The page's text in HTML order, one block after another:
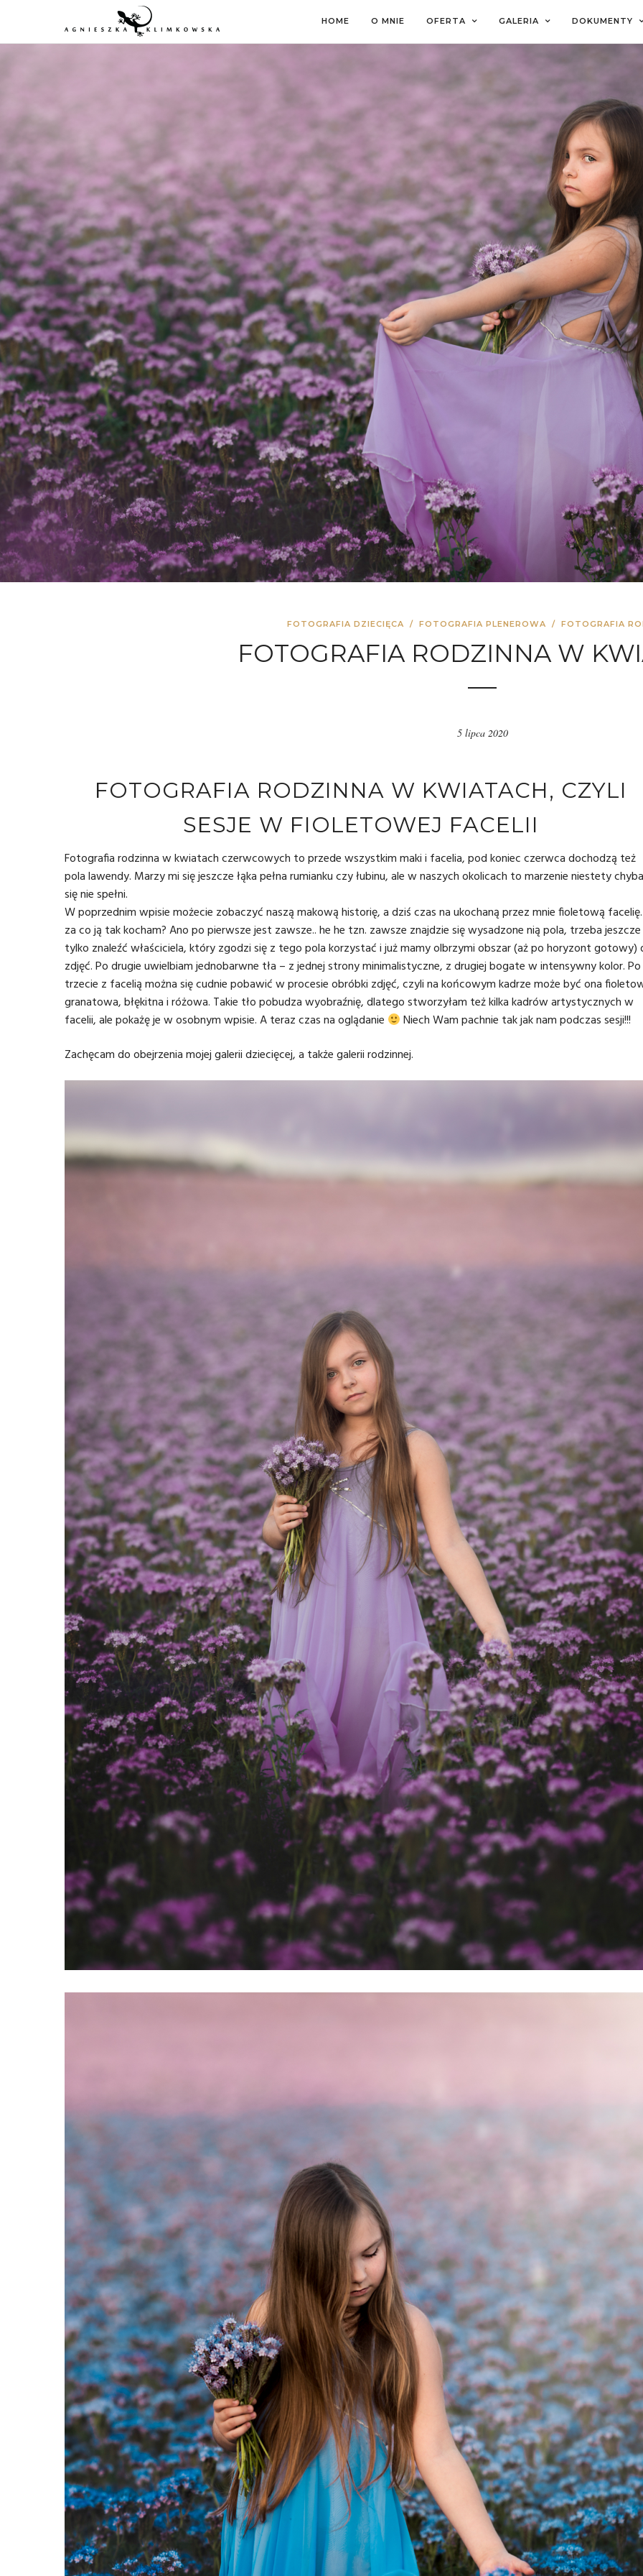
HOME O MNIE OFERTA GALERIA DOKUMENTY
FOTOGRAFIA DZIECIĘCA / FOTOGRAFIA PLENEROWA / FOTOGRAFIA
FOTOGRAFIA RODZINNA W
5 lipca 2020
FOTOGRAFIA RODZINNA W KWIATACH, CZYLI
SESJE W FIOLETOWEJ FACELII
Fotografia rodzinna w kwiatach czerwcowych to przede wszystkim maki i facelia, pod koniec czerwca dochodzą też
pola lawendy. Marzy mi się jeszcze łąka pełna rumianku czy łubinu, ale w naszych okolicach to marzenie niestety chyba
się nie spełni.
W poprzednim wpisie możecie zobaczyć naszą makową historię, a dziś czas na ukochaną przez mnie fioletową
za co ją tak kocham? Ano po pierwsze jest zawsze.. he he tzn. zawsze znajdzie się wysadzone nią pola, trzeba jeszcze
tylko znaleźć właściciela, który zgodzi się z tego pola korzystać i już mamy olbrzymi obszar (aż po horyzont gotowy)
zdjęć. Po drugie uwielbiam jednobarwne tła – z jednej strony minimalistyczne, z drugiej bogate w intensywny kolor. Po
trzecie z facelią można się cudnie pobawić w procesie obróbki zdjęć, czyli na końcowym kadrze może być ona
granatowa, błękitna i różowa. Takie tło pobudza wyobraźnię, dlatego stworzyłam też kilka kadrów artystycznych w
facelii, ale pokażę je w osobnym wpisie. A teraz czas na oglądanie
Niech Wam pachnie tak jak nam podczas sesji!!!
Zachęcam do obejrzenia mojejgalerii dziecięcej, a takżegalerii rodzinnej.